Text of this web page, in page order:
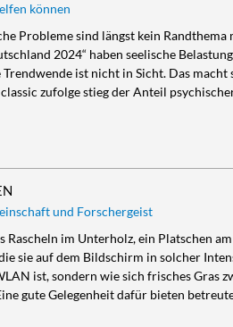
können
Probleme sind längst kein Randthema
2024“ haben seelische
ist nicht in Sicht. Das macht
zufolge stieg der Anteil
und Forschergeist
im Unterholz, ein Platschen
sie auf dem Bildschirm in solcher
ist, sondern wie sich frisches Gras
gute Gelegenheit dafür bieten